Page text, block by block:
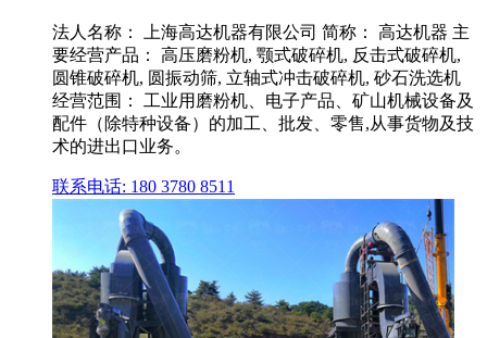
法人名称： 上海高达机器有限公司 简称： 高达机器 主
要经营产品： 高压磨粉机, 颚式破碎机, 反击式破碎机,
圆锥破碎机, 圆振动筛, 立轴式冲击破碎机, 砂石洗选机
经营范围： 工业用磨粉机、电子产品、矿山机械设备及
配件（除特种设备）的加工、批发、零售,从事货物及技
术的进出口业务。
联系电话: 180 3780 8511